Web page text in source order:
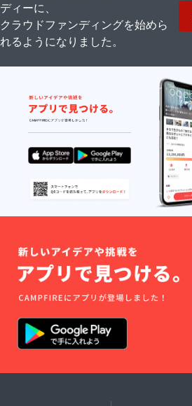
ディーに、
クラウドファンディングを始めら
れるようになりました。